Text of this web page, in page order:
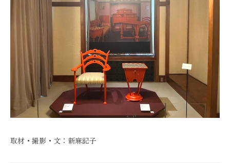
取材・撮影・文：新麻記子